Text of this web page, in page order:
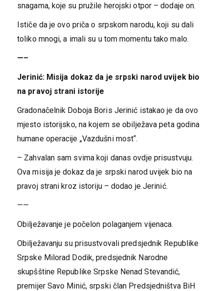
snagama, koje su pružile herojski otpor – dodaje on.
Ističe da je ovo priča o srpskom narodu, koji su dali
toliko mnogi, a imali su u tom momentu tako malo.
—–
Јerinić: Misija dokaz da je srpski narod uvijek bio
na pravoj strani istorije
Gradonačelnik Doboja Boris Јerinić istakao je da ovo
mjesto istorijsko, na kojem se obilježava peta godina
humane operacije „Vazdušni most“.
– Zahvalan sam svima koji danas ovdje prisustvuju.
Ova misija je dokaz da je srpski narod uvijek bio na
pravoj strani kroz istoriju – dodao je Јerinić.
——
Obilježavanje je počelon polaganjem vijenaca.
Obilježavanju su prisustvovali predsjednik Republike
Srpske Milorad Dodik, predsjednik Narodne
skupšštine Republike Srpske Nenad Stevandić,
premijer Savo Minić, srpski član Predsjedništva BiH